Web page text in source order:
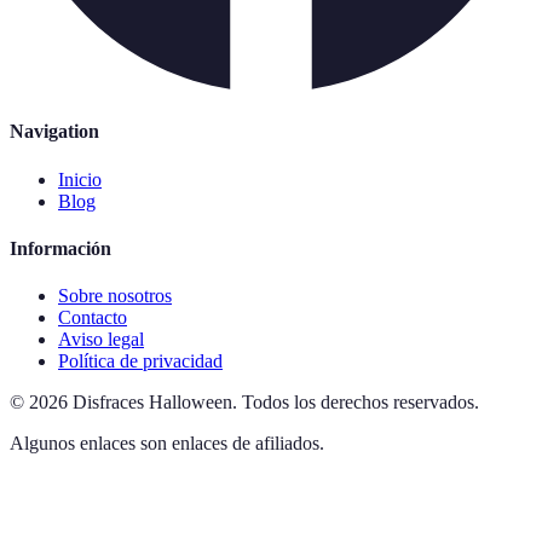
Navigation
Inicio
Blog
Información
Sobre nosotros
Contacto
Aviso legal
Política de privacidad
© 2026 Disfraces Halloween. Todos los derechos reservados.
Algunos enlaces son enlaces de afiliados.